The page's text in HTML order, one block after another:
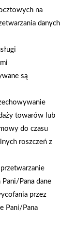
Zakupy
całej Polski
na
danych
są
towarów lub
do czasu
roszczeń z
Pana dane
przez
Pani/Pana